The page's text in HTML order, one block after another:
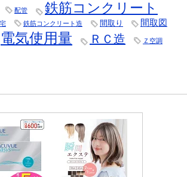
配管 鉄筋コンクリート
鉄筋コンクリート造 間取り 間取図
電気使用量 ＲＣ造 Ｚ空調